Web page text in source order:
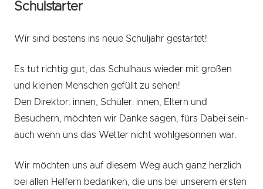
Schulstarter
Wir sind bestens ins neue Schuljahr gestartet!
Es tut richtig gut, das Schulhaus wieder mit großen
und kleinen Menschen gefüllt zu sehen!
Den Direktor: innen, Schüler: innen, Eltern und
Besuchern, möchten wir Danke sagen, fürs Dabei sein-
auch wenn uns das Wetter nicht wohlgesonnen war.
Wir möchten uns auf diesem Weg auch ganz herzlich
bei allen Helfern bedanken, die uns bei unserem ersten